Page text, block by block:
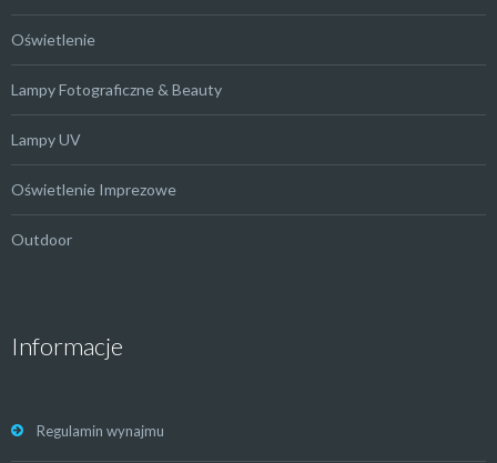
Oświetlenie
Lampy Fotograficzne & Beauty
Lampy UV
Oświetlenie Imprezowe
Outdoor
Informacje
Regulamin wynajmu